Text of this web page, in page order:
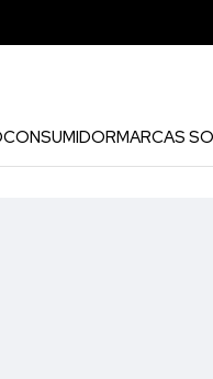
CONSUMIDORMARCAS